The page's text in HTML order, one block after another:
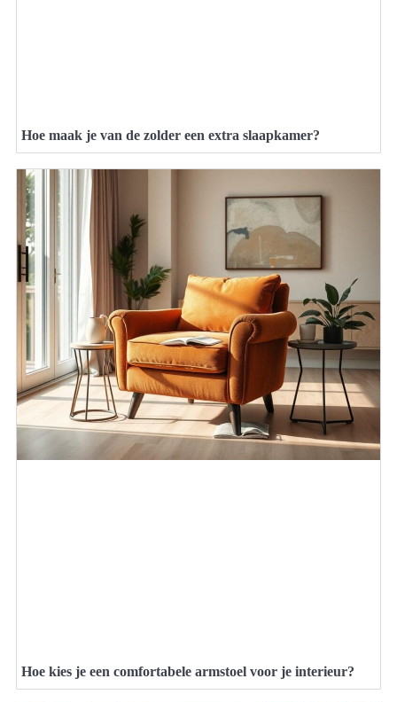
Hoe maak je van de zolder een extra slaapkamer?
Hoe kies je een comfortabele armstoel voor je interieur?